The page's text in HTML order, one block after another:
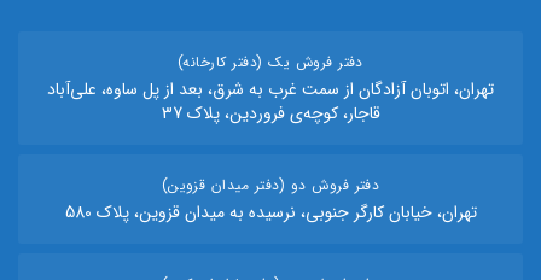
دفتر فروش یک (دفتر کارخانه)
تهران، اتوبان آزادگان از سمت غرب به شرق، بعد از پل ساوه، علی‌آباد
قاجار، کوچه‌ی فروردین، پلاک 37
دفتر فروش دو (دفتر میدان قزوین)
تهران، خیابان کارگر جنوبی، نرسیده به میدان قزوین، پلاک 580